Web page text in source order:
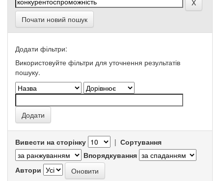
Почати новий пошук
Додати фільтри:
Використовуйте фільтри для уточнення результатів
пошуку.
Вивести на сторінку | Сортування
Впорядкування
Автори